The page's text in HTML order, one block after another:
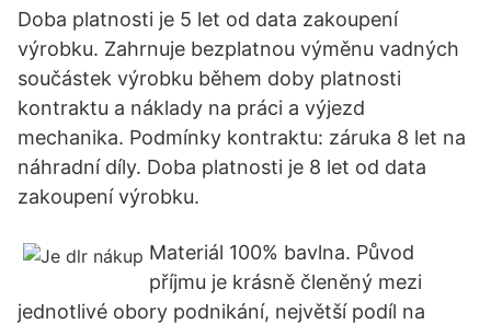
Doba platnosti je 5 let od data zakoupení
výrobku. Zahrnuje bezplatnou výměnu vadných
součástek výrobku během doby platnosti
kontraktu a náklady na práci a výjezd
mechanika. Podmínky kontraktu: záruka 8 let na
náhradní díly. Doba platnosti je 8 let od data
zakoupení výrobku.
Materiál 100% bavlna. Původ
příjmu je krásně členěný mezi
jednotlivé obory podnikání, největší podíl na